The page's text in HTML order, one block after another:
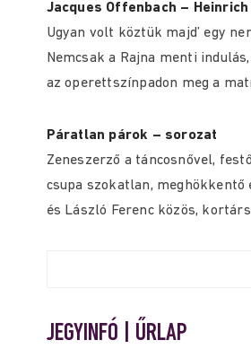
Jacques Offenbach – Heinrich
Ugyan volt köztük majd’ egy
Nemcsak a Rajna menti
az operettszínpadon meg a
Páratlan párok – sorozat
Zeneszerző a táncosnővel,
csupa szokatlan,
és László Ferenc közös,
JEGYINFÓ | ŰRLAP